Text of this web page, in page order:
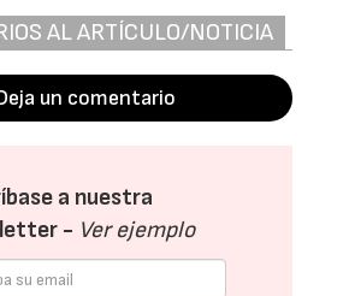
AL ARTÍCULO/NOTICIA
un comentario
a nuestra
- Ver ejemplo